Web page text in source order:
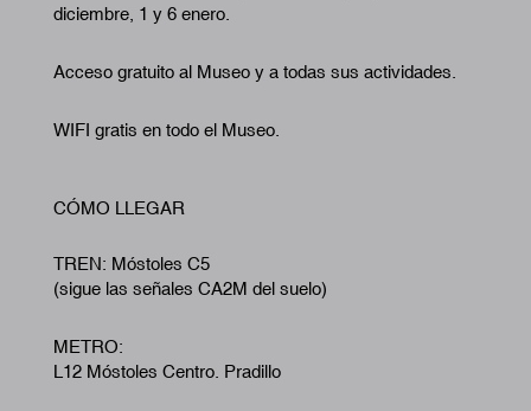
diciembre, 1 y 6 enero.
Acceso gratuito al Museo y a todas sus actividades.
WIFI gratis en todo el Museo.
CÓMO LLEGAR
TREN: Móstoles C5
(sigue las señales CA2M del suelo)
METRO:
L12 Móstoles Centro. Pradillo